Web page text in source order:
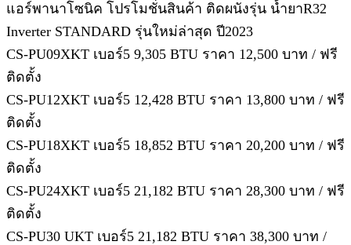
แอร์พานาโซนิค โปรโมชั่นสินค้า ติดผนังรุ่น น้ำยาR32
Inverter STANDARD รุ่นใหม่ล่าสุด ปี2023
CS-PU09XKT เบอร์5 9,305 BTU ราคา 12,500 บาท / ฟรี
ติดตั้ง
CS-PU12XKT เบอร์5 12,428 BTU ราคา 13,800 บาท / ฟรี
ติดตั้ง
CS-PU18XKT เบอร์5 18,852 BTU ราคา 20,200 บาท / ฟรี
ติดตั้ง
CS-PU24XKT เบอร์5 21,182 BTU ราคา 28,300 บาท / ฟรี
ติดตั้ง
CS-PU30 UKT เบอร์5 21,182 BTU ราคา 38,300 บาท /